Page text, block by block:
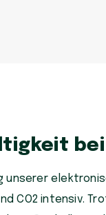
unserer
CO2 intensiv.